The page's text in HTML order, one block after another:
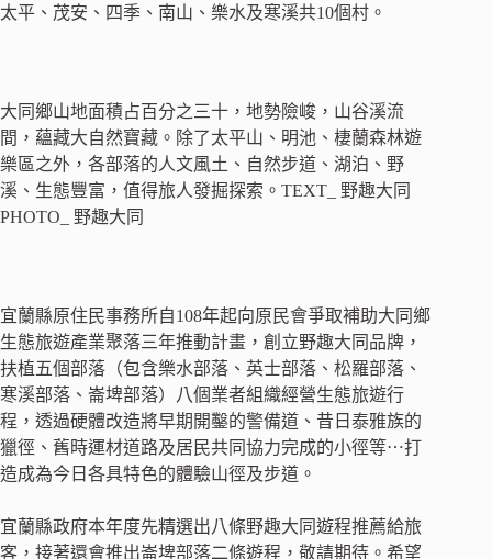
太平、茂安、四季、南山、樂水及寒溪共10個村。
大同鄉山地面積占百分之三十，地勢險峻，山谷溪流
間，蘊藏大自然寶藏。除了太平山、明池、棲蘭森林遊
樂區之外，各部落的人文風土、自然步道、湖泊、野
溪、生態豐富，值得旅人發掘探索。TEXT_ 野趣大同
PHOTO_ 野趣大同
宜蘭縣原住民事務所自108年起向原民會爭取補助大同鄉
生態旅遊產業聚落三年推動計畫，創立野趣大同品牌，
扶植五個部落（包含樂水部落、英士部落、松羅部落、
寒溪部落、崙埤部落）八個業者組織經營生態旅遊行
程，透過硬體改造將早期開鑿的警備道、昔日泰雅族的
獵徑、舊時運材道路及居民共同協力完成的小徑等⋯打
造成為今日各具特色的體驗山徑及步道。
宜蘭縣政府本年度先精選出八條野趣大同遊程推薦給旅
客，接著還會推出崙埤部落二條遊程，敬請期待。希望